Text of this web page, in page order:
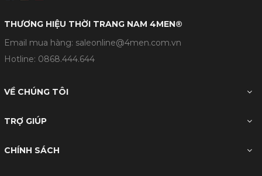
THƯƠNG HIỆU THỜI TRANG NAM 4MEN®
Email mua hàng: saleonline@4men.com.vn
Hotline: 0868.444.644
VỀ CHÚNG TÔI
TRỢ GIÚP
CHÍNH SÁCH